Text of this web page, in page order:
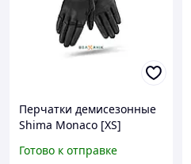
Перчатки демисезонные
Shima Monaco [XS]
Готово к отправке